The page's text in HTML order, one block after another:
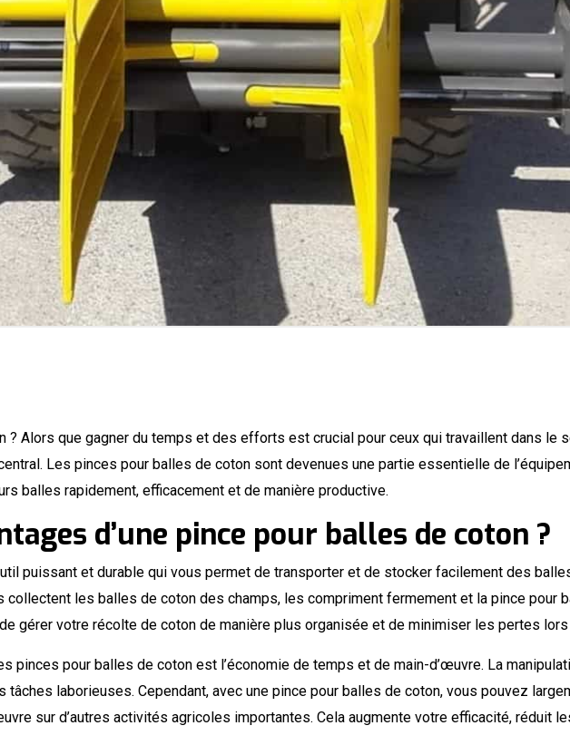
? Alors que gagner du temps et des efforts est crucial pour ceux qui travaillent dans le
Les pinces pour balles de coton sont devenues une partie essentielle de
balles rapidement, efficacement et de manière productive.
d’une pince pour balles de coton ?
puissant et durable qui vous permet de transporter et de stocker facilement des
collectent les balles de coton des champs, les compriment fermement et la pince pour
gérer votre récolte de coton de manière plus organisée et de minimiser les pertes lors
pinces pour balles de coton est l’économie de temps et de main-d’œuvre. La
laborieuses. Cependant, avec une pince pour balles de coton, vous pouvez
sur d’autres activités agricoles importantes. Cela augmente votre efficacité, réduit